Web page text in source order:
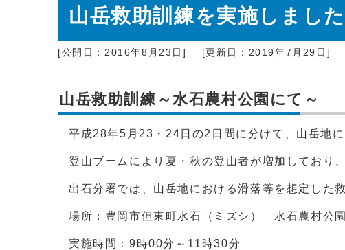
山岳救助訓練を実施しました
[公開日：2016年8月23日] [更新日：2019年7月29日]
山岳救助訓練～水石農村公園にて～
平成28年5月23・24日の2日間に分けて、山岳地
登山ブームにより夏・秋の登山者が増加しており
出石分署では、山岳地における滑落等を想定した
場所：豊岡市但東町水石（ミズシ） 水石農村公園
実施時間：9時00分～11時30分